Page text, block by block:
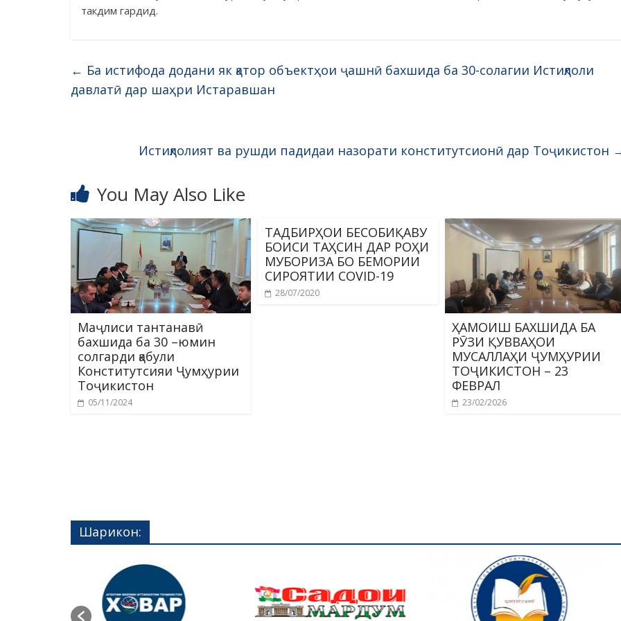
такдим гардид.
← Ба истифода додани як қатор объектҳои ҷашнӣ бахшида ба 30-солагии Истиқлоли
давлатӣ дар шаҳри Истаравшан
Истиқлолият ва рушди падидаи назорати конститутсионӣ дар Тоҷикистон
You May Also Like
Маҷлиси тантанавӣ
бахшида ба 30 –юмин
солгарди қабули
Конститутсияи Ҷумҳурии
Тоҷикистон
05/11/2024
ТАДБИРҲОИ БЕСОБИҚАВУ
БОИСИ ТАҲСИН ДАР РОҲИ
МУБОРИЗА БО БЕМОРИИ
СИРОЯТИИ COVID-19
28/07/2020
ҲАМОИШ БАХШИДА БА
РӮЗИ ҚУВВАҲОИ
МУСАЛЛАҲИ ҶУМҲУРИИ
ТОҶИКИСТОН – 23
ФЕВРАЛ
23/02/2026
Шарикон: